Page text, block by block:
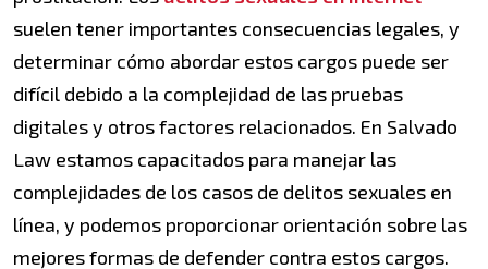
suelen tener importantes consecuencias legales, y
determinar cómo abordar estos cargos puede ser
difícil debido a la complejidad de las pruebas
digitales y otros factores relacionados. En Salvado
Law estamos capacitados para manejar las
complejidades de los casos de delitos sexuales en
línea, y podemos proporcionar orientación sobre las
mejores formas de defender contra estos cargos.